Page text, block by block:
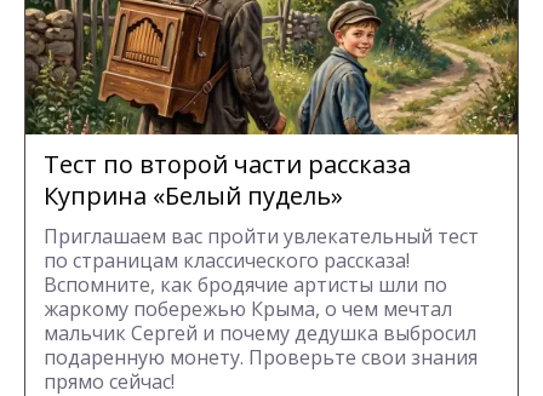
Тест по второй части рассказа
Куприна «Белый пудель»
Приглашаем вас пройти увлекательный тест
по страницам классического рассказа!
Вспомните, как бродячие артисты шли по
жаркому побережью Крыма, о чем мечтал
мальчик Сергей и почему дедушка выбросил
подаренную монету. Проверьте свои знания
прямо сейчас!